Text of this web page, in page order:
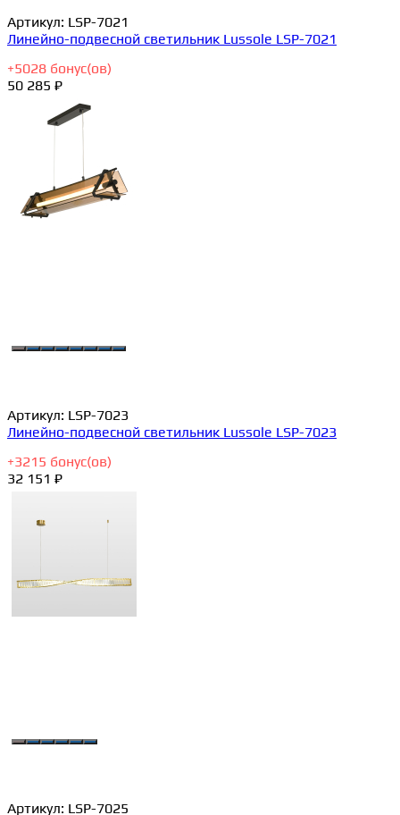
Артикул: LSP-7021
Линейно-подвесной светильник Lussole LSP-7021
+5028 бонус(ов)
50 285 ₽
Артикул: LSP-7023
Линейно-подвесной светильник Lussole LSP-7023
+3215 бонус(ов)
32 151 ₽
Артикул: LSP-7025